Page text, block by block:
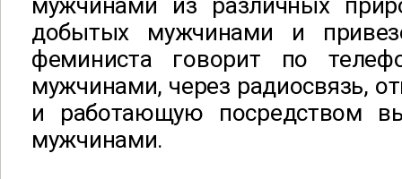
мужчинами из различных
добытых мужчинами и
феминиста говорит по
мужчинами, через радиосвязь,
и работающую посредством
мужчинами.